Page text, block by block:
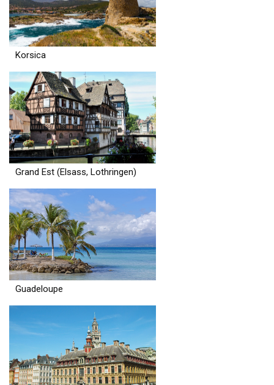
Korsica
Grand Est (Elsass, Lothringen)
Guadeloupe